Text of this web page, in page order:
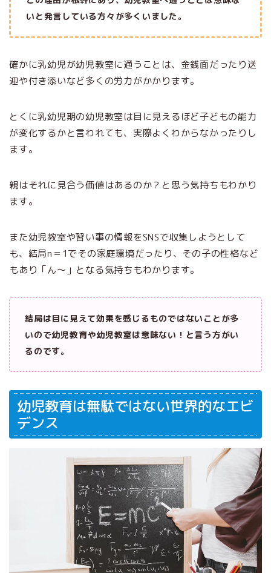
いと発言している方々が多くいました。
確かに乳幼児が幼児教室に通うことは、金銭面だったり送
迎や付き添いなど多くの労力がかかります。
とくに乳幼児期の幼児教室は目に見えるほど子どもの能力
が変化するかと言われても、実際よくわからなかったりし
ます。
親はそれに見合う価値はあるのか？と思う気持ちもわかり
ます。
また幼児教室や習い事の情報をSNSで収集しようとして
も、結局n＝1でその家庭環境だったり、その子の性格など
もあり「ん～」となる気持ちもわかります。
結局は目に見えて効果を感じるものではないことが多
いので幼児教育や幼児教室は意味ない！と言う方がい
るのです。
幼児教育は無駄ではない世界的なエビ
デンス